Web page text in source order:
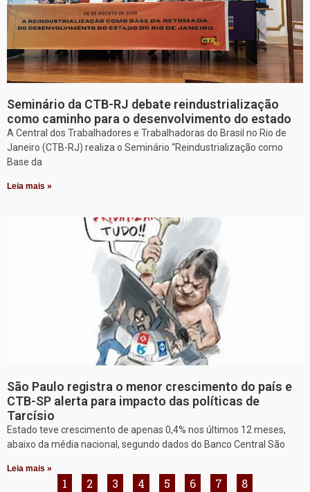
Seminário da CTB-RJ debate reindustrialização
como caminho para o desenvolvimento do estado
A Central dos Trabalhadores e Trabalhadoras do Brasil no Rio de
Janeiro (CTB-RJ) realiza o Seminário “Reindustrialização como
Base da
Leia mais »
São Paulo registra o menor crescimento do país e
CTB-SP alerta para impacto das políticas de
Tarcísio
Estado teve crescimento de apenas 0,4% nos últimos 12 meses,
abaixo da média nacional, segundo dados do Banco Central São
Leia mais »
1 2 3 4 5 6 7 8